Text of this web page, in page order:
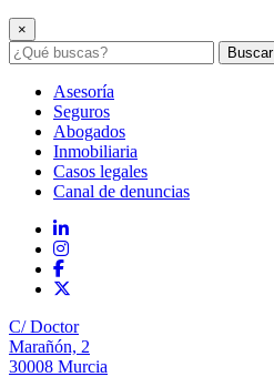
×
Buscar
Asesoría
Seguros
Abogados
Inmobiliaria
Casos legales
Canal de denuncias
C/ Doctor
Marañón, 2
30008 Murcia